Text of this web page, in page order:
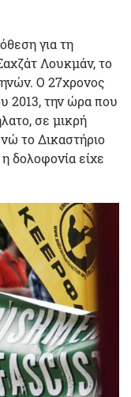
για τη
Λουκμάν, το
Ο 27χρονος
2013, την ώρα που
σε μικρή
το Δικαστήριο
δολοφονία είχε